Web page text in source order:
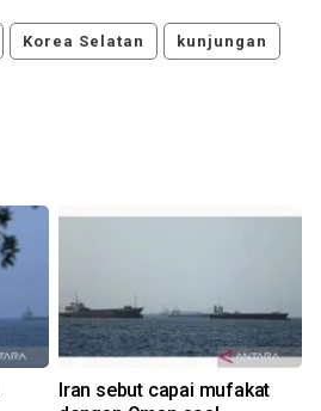
Korea Selatan kunjungan
Iran sebut capai mufakat